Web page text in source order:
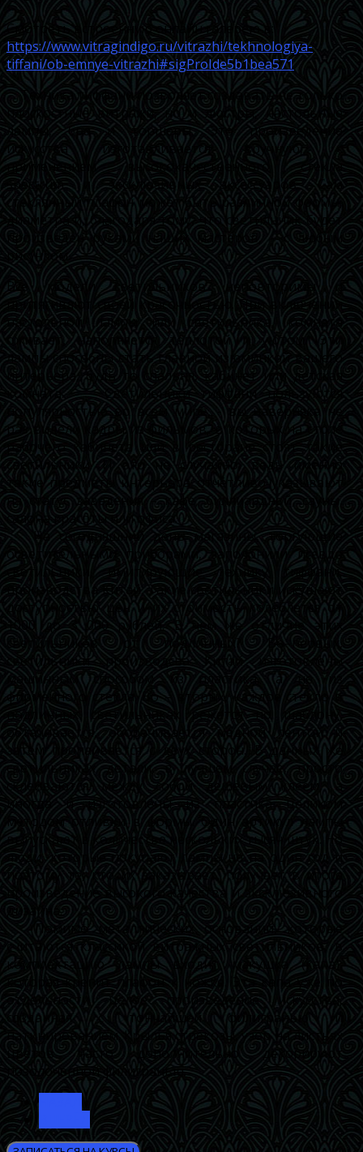
Смотреть встроенную онлайн галерею в:
https://www.vitragindigo.ru/vitrazhi/tekhnologiya-
tiffani/ob-emnye-vitrazhi#sigProIde5b1bea571
Техника тиффани позволяет создавать не только
плоскостные витражи, но и люстры, настольные
лампы, бра и торшеры. Это произведение
искусства изготавливается вручную, с
применением высококачественного стекла
spectrum и эксклюзивных аксессуаров. Сам
стеклянный плафон может быть различной формы,
диаметра и, благодаря тому, что светильник будет
произведён руками наших мастеров, - с любым
рисунком.
Все модели светильников неповторимы и
притягивают своей красочностью. При включении
настольной лампы или светильника, комната
оживает, наполняется теплотой и уютом. Эти
лампы способны стать главной изюминкой вашего
интерьера, будь то спальня, кабинет или детская
комната. Светильники тиффани пользуются
популярностью во всем мире, - вы наверняка не
раз видели кадры из фильмов, в которых на столе
рабочего кабинета или в ресторане стоят такие
светильники. И это не случайно, ведь именно
такие предметы интерьера отчётливо указывают
на статус заведения – кафе, биллиардной, сауны,
салона красоты или офиса.
На сегодняшний день магазины, торгующие
осветительными приборами, заполонили псевдо
светильники, имитирующие технику тиффани,
производства Китай. Такие светильники искушают
доступностью цен и их стоимость колеблется от
1000 до 3 000 рублей. В чем же отличие этих
светильников от подлинных? Во–первых,
светильники производсва Китай изготовлены
машинным способом из пластика, а не из
фирменного стекла. Во – вторых, каждое стекло в
подлинных светильниках режется по шаблону,
обтачивается, оборачивается медной лентой и
затем пропаивается с двух сторон. В данных же
светильниках детали, в лучшем случае, просто
склеиваются между собой дешёвым клеем, а
иногда и изготовлены из пластика целиком
методом отливки в формы. Один артикул лампы
выпускают в количестве нескольких тысяч штук. Но
люди, которые покупают лампы не на один год и
поэтому те, кто их заказывает, получает в итоге
произведение высокого качества и эксклюзивного
дизайна.
Помимо металлических оснований, которые
считаются классикой витражных светильников, в
комплектацию лампы входит макушка (капа),
которая крепит плафон к ножке. Эта капа уже по
отдельности целое произведение искусства,
созданная с тончайшей филигранью и
патинированием. Крылья стрекозы, узор на листьях
цветов часто дополнительно декорируют
позолоченной филигранью.